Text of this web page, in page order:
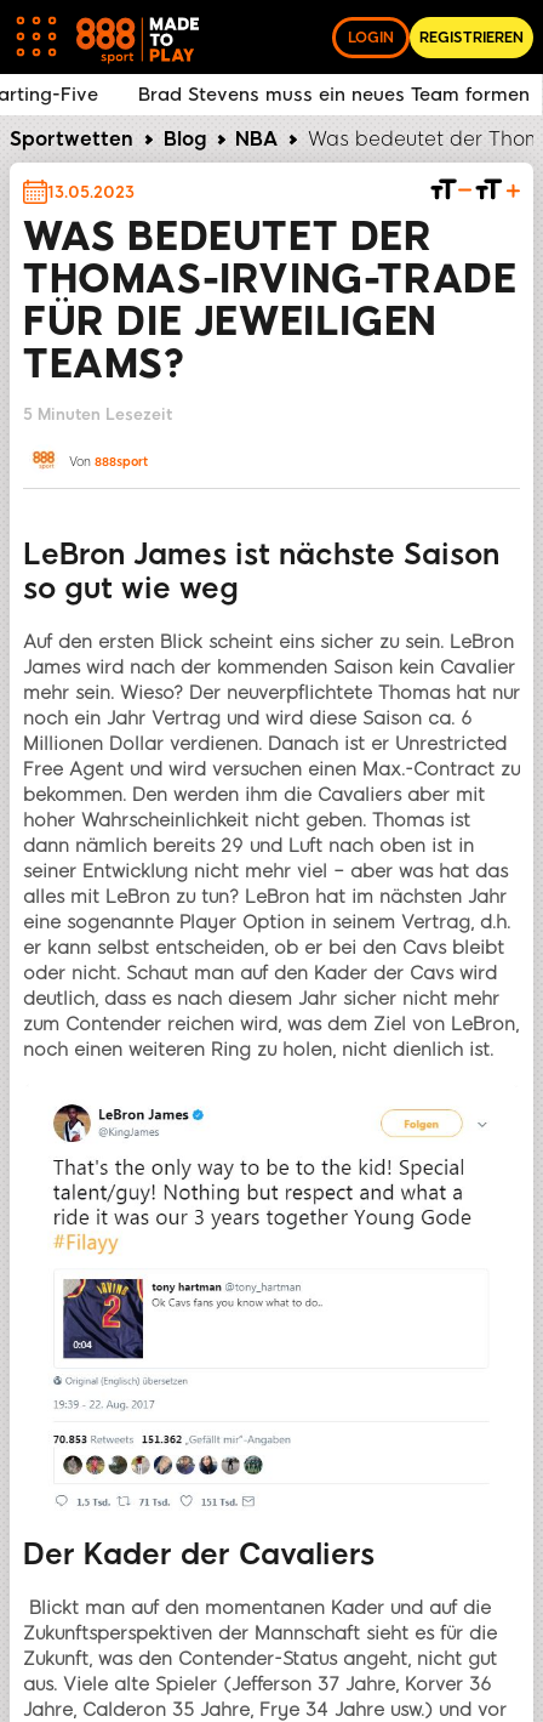
LOGIN REGISTRIEREN
Sportwetten Blog NBA Was bedeutet der
WAS BEDEUTET DER
THOMAS-IRVING-TRADE
FÜR DIE JEWEILIGEN
TEAMS?
13.05.2023
5 Minuten Lesezeit
Von 888sport
LeBron James ist nächste Saison
so gut wie weg
Auf den ersten Blick scheint eins sicher zu sein. LeBron
James wird nach der kommenden Saison kein Cavalier
mehr sein. Wieso? Der neuverpflichtete Thomas hat nur
noch ein Jahr Vertrag und wird diese Saison ca. 6
Millionen Dollar verdienen. Danach ist er Unrestricted
Free Agent und wird versuchen einen Max.-Contract zu
bekommen. Den werden ihm die Cavaliers aber mit
hoher Wahrscheinlichkeit nicht geben. Thomas ist
dann nämlich bereits 29 und Luft nach oben ist in
seiner Entwicklung nicht mehr viel – aber was hat das
alles mit LeBron zu tun? LeBron hat im nächsten Jahr
eine sogenannte Player Option in seinem Vertrag, d.h.
er kann selbst entscheiden, ob er bei den Cavs bleibt
oder nicht. Schaut man auf den Kader der Cavs wird
deutlich, dass es nach diesem Jahr sicher nicht mehr
zum Contender reichen wird, was dem Ziel von LeBron,
noch einen weiteren Ring zu holen, nicht dienlich ist.
Der Kader der Cavaliers
Blickt man auf den momentanen Kader und auf die
Zukunftsperspektiven der Mannschaft sieht es für die
Zukunft, was den Contender-Status angeht, nicht gut
aus. Viele alte Spieler (Jefferson 37 Jahre, Korver 36
Jahre, Calderon 35 Jahre, Frye 34 Jahre usw.) und vor
Five Brad Stevens muss ein neues Team formen